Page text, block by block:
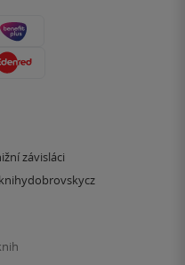
závisláci